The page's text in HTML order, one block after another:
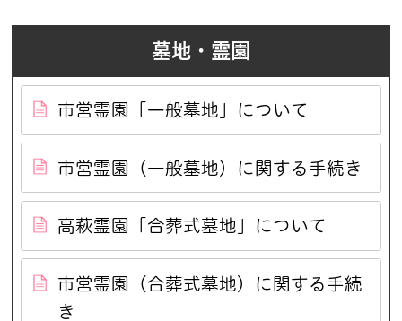
墓地・霊園
市営霊園「一般墓地」について
市営霊園（一般墓地）に関する手続き
高萩霊園「合葬式墓地」について
市営霊園（合葬式墓地）に関する手続
き